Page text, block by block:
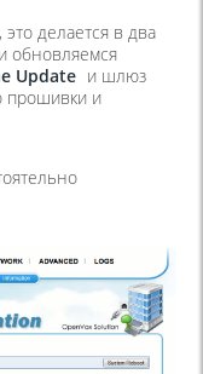
делается в два
и обновляемся
Update и шлюз
прошивки и